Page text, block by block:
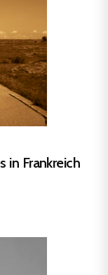
in Frankreich